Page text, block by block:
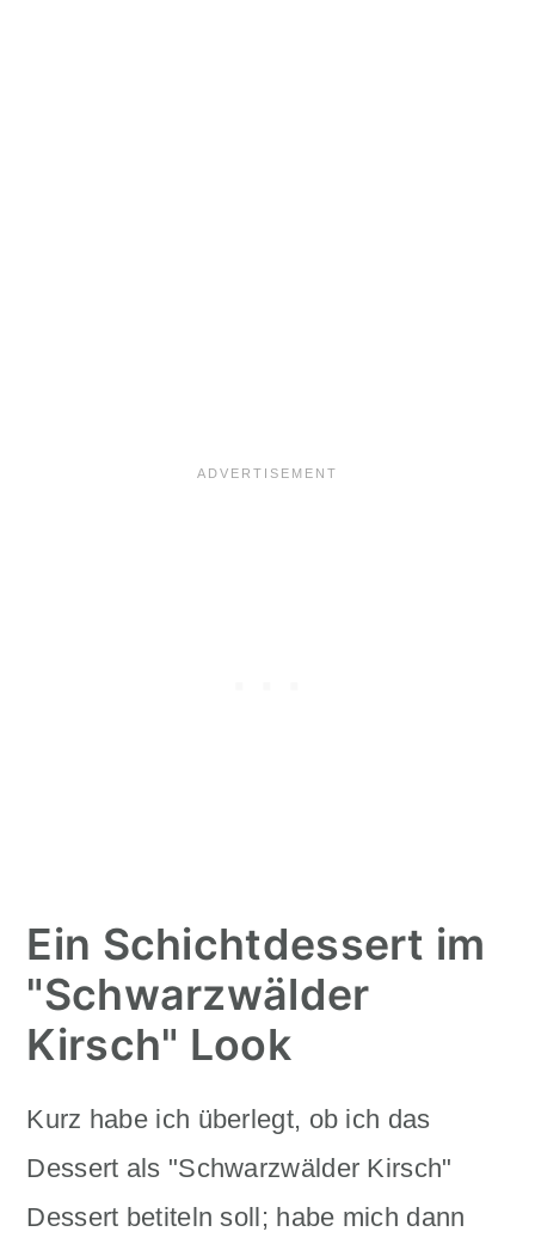
Ein Schichtdessert im
"Schwarzwälder
Kirsch" Look
Kurz habe ich überlegt, ob ich das
Dessert als "Schwarzwälder Kirsch"
Dessert betiteln soll; habe mich dann